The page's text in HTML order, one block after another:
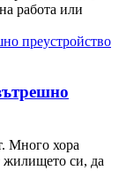
работа или
Много хора
жилището си, да